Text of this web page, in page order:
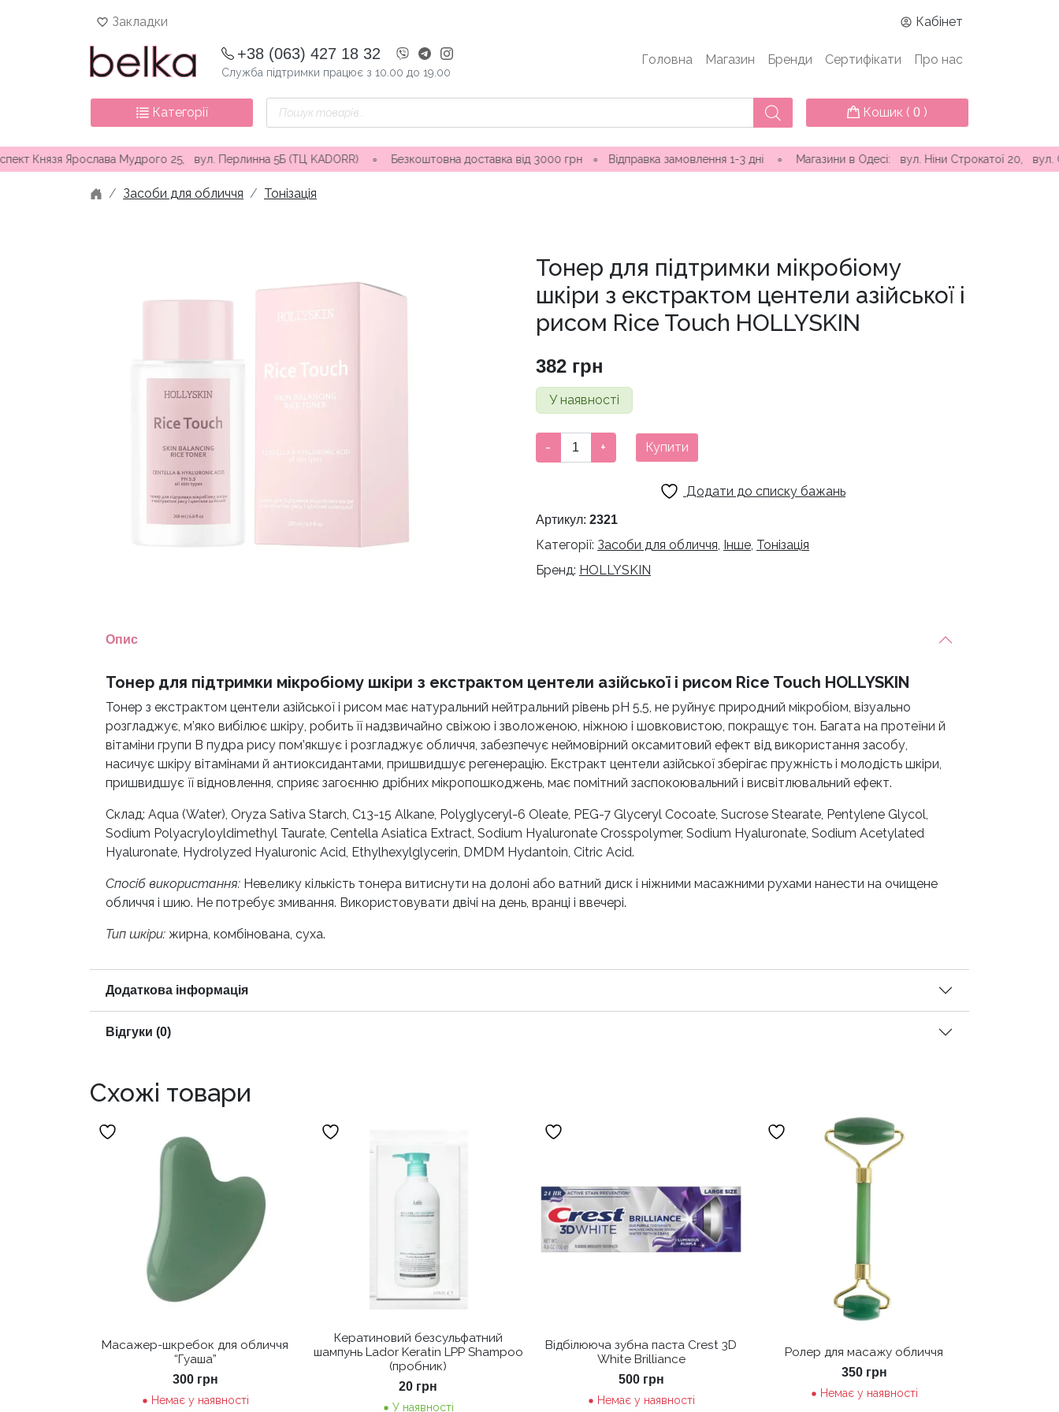
Закладки Кабінет
+38 (063) 427 18 32
Служба підтримки працює з 10.00 до 19.00
Головна Магазин Бренди Сертифікати Про нас
Категорії
Пошук
товарів
Кошик ( 0 )
Мудрого 25, вул. Перлинна 5Б (ТЦ KADORR) ∘ Безкоштовна доставка від 3000 грн∘Відправка замовлення 1-3 дні ∘ Магазини в Одесі: вул. Ніни Строкатої 20, вул.
Засоби для обличчя Тонізація
Тонер для підтримки мікробіому
шкіри з екстрактом центели азійської і
рисом Rice Touch HOLLYSKIN
382 грн
У наявності
для
шкіри
екстрактом
центели
HOLLYSKIN
кількість
- + Купити
Додати до списку бажань
Артикул: 2321
Категорії: Засоби для обличчя, Інше, Тонізація
Бренд: HOLLYSKIN
Опис
Тонер для підтримки мікробіому шкіри з екстрактом центели азійської і рисом Rice Touch HOLLYSKIN
Тонер з екстрактом центели азійської і рисом має натуральний нейтральний рівень pH 5,5, не руйнує природний мікробіом, візуально
розгладжує, м’яко вибілює шкіру, робить її надзвичайно свіжою і зволоженою, ніжною і шовковистою, покращує тон. Багата на протеїни й
вітаміни групи В пудра рису пом’якшує і розгладжує обличчя, забезпечує неймовірний оксамитовий ефект від використання засобу,
насичує шкіру вітамінами й антиоксидантами, пришвидшує регенерацію. Екстракт центели азійської зберігає пружність і молодість шкіри,
пришвидшує її відновлення, сприяє загоєнню дрібних мікропошкоджень, має помітний заспокоювальний і висвітлювальний ефект.
Склад: Aqua (Water), Oryza Sativa Starch, C13-15 Alkane, Polyglyceryl-6 Oleate, PEG-7 Glyceryl Cocoate, Sucrose Stearate, Pentylene Glycol,
Sodium Polyacryloyldimethyl Taurate, Centella Asiatica Extract, Sodium Hyaluronate Crosspolymer, Sodium Hyaluronate, Sodium Acetylated
Hyaluronate, Hydrolyzed Hyaluronic Acid, Ethylhexylglycerin, DMDM Hydantoin, Citric Acid.
Спосіб використання: Невелику кількість тонера витиснути на долоні або ватний диск і ніжними масажними рухами нанести на очищене
обличчя і шию. Не потребує змивання. Використовувати двічі на день, вранці і ввечері.
Тип шкіри: жирна, комбінована, суха.
Додаткова інформація
Відгуки (0)
Схожі товари
Масажер-шкребок для обличчя
“Гуаша”
300 грн
Немає у наявності
Кератиновий безсульфатний
шампунь Lador Keratin LPP Shampoo
(пробник)
20 грн
У наявності
Відбілююча зубна паста Crest 3D
White Brilliance
500 грн
Немає у наявності
Ролер для масажу обличчя
350 грн
Немає у наявності